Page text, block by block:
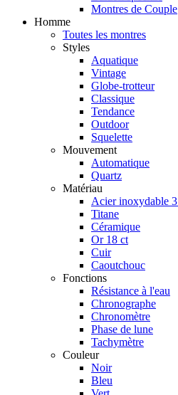
Montres de Couple
Homme
Toutes les montres
Styles
Aquatique
Vintage
Globe-trotteur
Classique
Tendance
Outdoor
Squelette
Mouvement
Automatique
Quartz
Matériau
Acier inoxydable
Titane
Céramique
Or 18 ct
Cuir
Caoutchouc
Fonctions
Résistance à l'eau
Chronographe
Chronomètre
Phase de lune
Tachymètre
Couleur
Noir
Bleu